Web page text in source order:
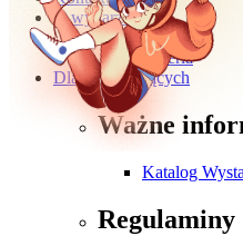
O wydarzeniu
O targach
Galeria
Dla Zwiedzających
Ważne
Katalog
Regulaminy